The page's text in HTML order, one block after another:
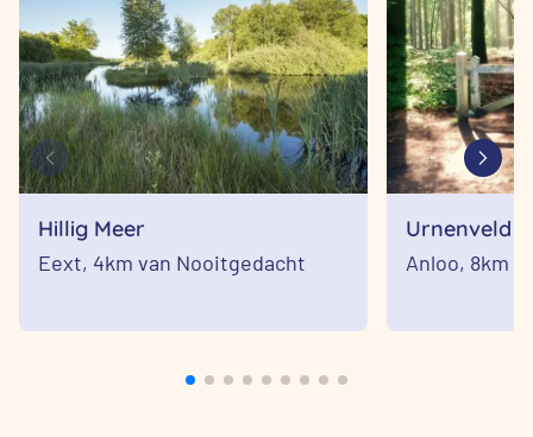
Hillig Meer
Eext, 4km van Nooitgedacht
Urnenveld
Anloo, 8km